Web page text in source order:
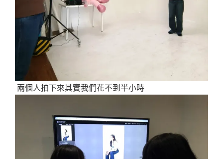
兩個人拍下來其實我們花不到半小時